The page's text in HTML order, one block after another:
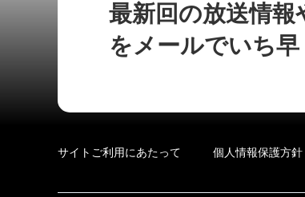
最新回の放送情
をメールでいち早
サイトご利用にあたって 個人情報保護方針